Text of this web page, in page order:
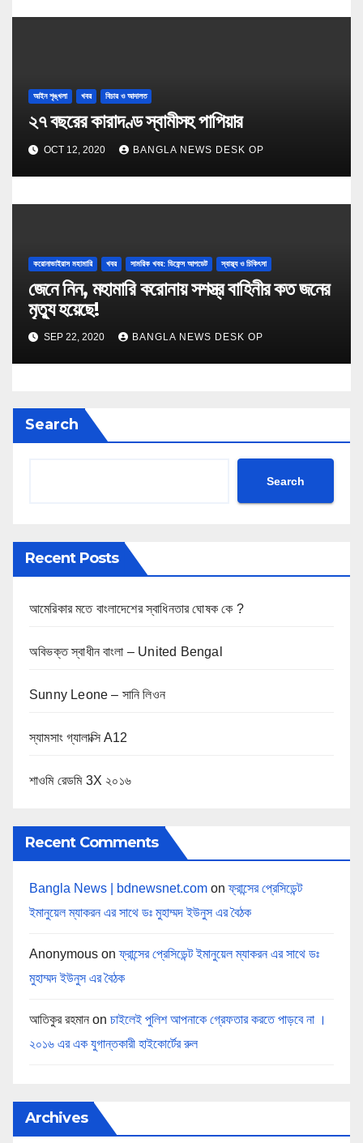
আইন শৃঙ্খলা খবর বিচার ও আদালত
২৭ বছরের কারাদণ্ড স্বামীসহ পাপিয়ার
OCT 12, 2020 BANGLA NEWS DESK OP
করোনাভাইরাস মহামারি খবর সামরিক খবর: ডিফেন্স আপডেট স্বাস্থ্য ও চিকিৎসা
জেনে নিন, মহামারি করোনায় সশস্ত্র বাহিনীর কত জনের
মৃত্যু হয়েছে!
SEP 22, 2020 BANGLA NEWS DESK OP
Search
Search
Recent Posts
আমেরিকার মতে বাংলাদেশের স্বাধিনতার ঘোষক কে ?
অবিভক্ত স্বাধীন বাংলা – United Bengal
Sunny Leone – সানি লিওন
স্যামসাং গ্যালাক্সি A12
শাওমি রেডমি 3X ২০১৬
Recent Comments
Bangla News | bdnewsnet.com onফ্রান্সের প্রেসিডেন্ট
ইমানুয়েল ম্যাকরন এর সাথে ডঃ মুহাম্মদ ইউনুস এর বৈঠক
Anonymous onফ্রান্সের প্রেসিডেন্ট ইমানুয়েল ম্যাকরন এর সাথে ডঃ
মুহাম্মদ ইউনুস এর বৈঠক
আতিকুর রহমান on চাইলেই পুলিশ আপনাকে গ্রেফতার করতে পাড়বে না ।
২০১৬ এর এক যুগান্তকারী হাইকোর্টের রুল
Archives